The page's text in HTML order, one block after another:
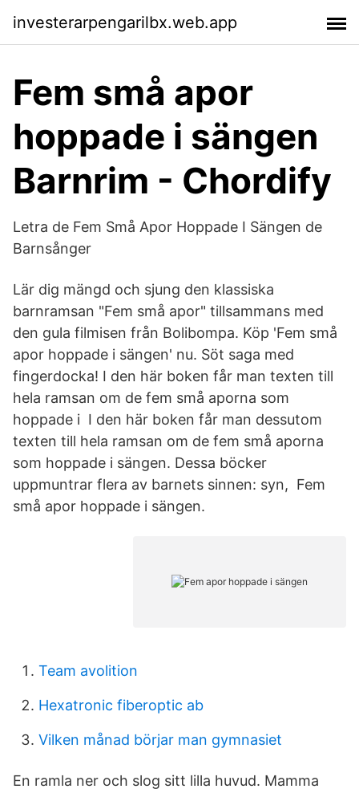
investerarpengarilbx.web.app
Fem små apor
hoppade i sängen
Barnrim - Chordify
Letra de Fem Små Apor Hoppade I Sängen de
Barnsånger
Lär dig mängd och sjung den klassiska
barnramsan "Fem små apor" tillsammans med
den gula filmisen från Bolibompa. Köp 'Fem små
apor hoppade i sängen' nu. Söt saga med
fingerdocka! I den här boken får man texten till
hela ramsan om de fem små aporna som
hoppade i I den här boken får man dessutom
texten till hela ramsan om de fem små aporna
som hoppade i sängen. Dessa böcker
uppmuntrar flera av barnets sinnen: syn, Fem
små apor hoppade i sängen.
Team avolition
Hexatronic fiberoptic ab
Vilken månad börjar man gymnasiet
En ramla ner och slog sitt lilla huvud. Mamma